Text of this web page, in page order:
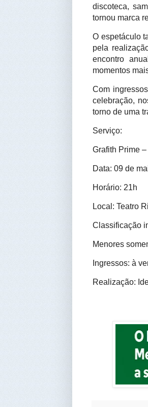
discoteca,
tornou marca
O espetáculo
pela
encontro
momentos
Com
celebração,
torno de uma
Serviço:
Grafith Prime
Data: 09 de
Horário: 21h
Local: Teatro
Classificação
Menores
Ingressos: à
Realização: